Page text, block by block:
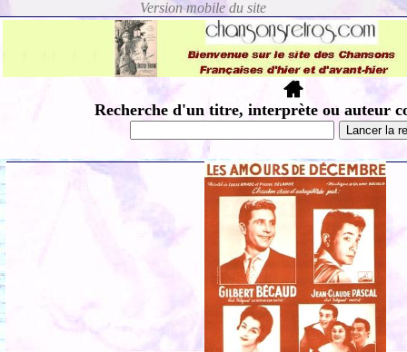
Recherche d'un titre, interprète ou auteur